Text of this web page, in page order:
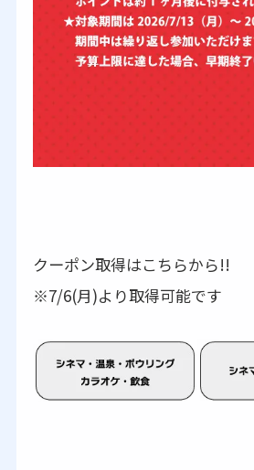
クーポン取得はこちらから!!
※7/6(月)より取得可能です